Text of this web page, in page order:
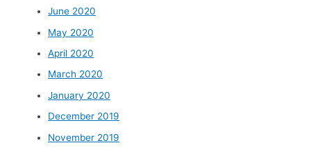
June 2020
May 2020
April 2020
March 2020
January 2020
December 2019
November 2019